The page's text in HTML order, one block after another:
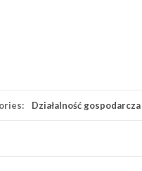
Działalność gospodarcza